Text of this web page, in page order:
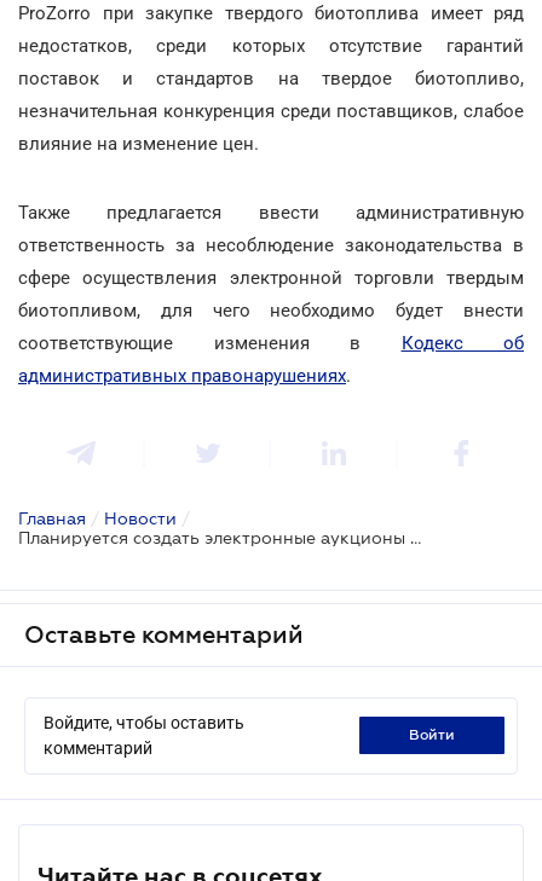
ProZorro при закупке твердого биотоплива имеет ряд
недостатков, среди которых отсутствие гарантий
поставок и стандартов на твердое биотопливо,
незначительная конкуренция среди поставщиков, слабое
влияние на изменение цен.
Также предлагается ввести административную
ответственность за несоблюдение законодательства в
сфере осуществления электронной торговли твердым
биотопливом, для чего необходимо будет внести
соответствующие изменения в Кодекс об
административных правонарушениях.
Главная / Новости /
Планируется создать электронные аукционы биотоплива
Оставьте комментарий
Войдите, чтобы оставить
комментарий
войти